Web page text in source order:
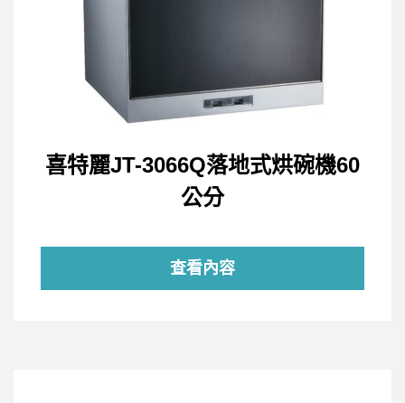
喜特麗JT-3066Q落地式烘碗機60
公分
查看內容